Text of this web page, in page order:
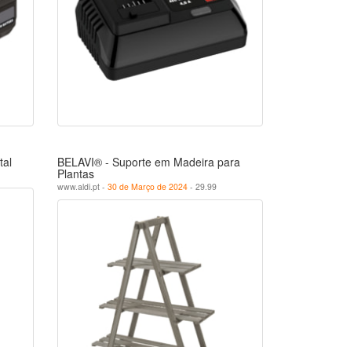
BELAVI® - Suporte em Madeira para
Plantas
www.aldi.pt - 30 de Março de 2024- 29.99